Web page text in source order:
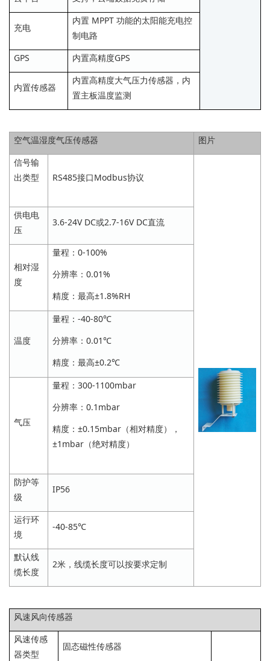
充电
内置 MPPT 功能的太阳能充电控
制电路
GPS
内置高精度GPS
内置传感器
内置高精度大气压力传感器，内
置主板温度监测
空气温湿度气压传感器
图片
信号输
出类型
RS485接口Modbus协议
供电电
压
3.6-24V DC或2.7-16V DC直流
相对湿
度
量程：0-100%
分辨率：0.01%
精度：最高±1.8%RH
温度
量程：-40-80℃
分辨率：0.01℃
精度：最高±0.2℃
气压
量程：300-1100mbar
分辨率：0.1mbar
精度：±0.15mbar（相对精度），
±1mbar（绝对精度）
防护等
级
IP56
运行环
境
-40-85℃
默认线
缆长度
2米，线缆长度可以按要求定制
风速风向传感器
风速传感
器类型
固态磁性传感器